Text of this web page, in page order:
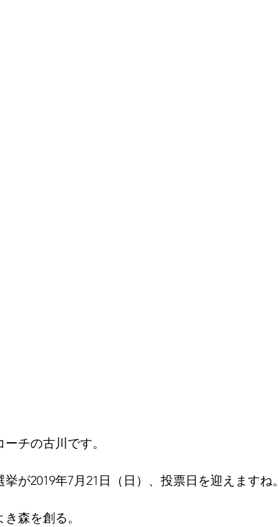
チの古川です。
が2019年7月21日（日）、投票日を迎えますね。
森を創る。